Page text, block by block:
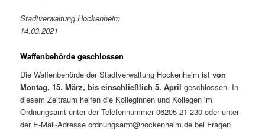
Stadtverwaltung Hockenheim
14.03.2021
Waffenbehörde geschlossen
Die Waffenbehörde der Stadtverwaltung Hockenheim istvon
Montag, 15. März, bis einschließlich 5. April geschlossen. In
diesem Zeitraum helfen die Kolleginnen und Kollegen im
Ordnungsamt unter der Telefonnummer 06205 21-230 oder unter
der E-Mail-Adresse ordnungsamt@hockenheim.de bei Fragen